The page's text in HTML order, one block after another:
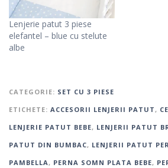
Lenjerie patut 3 piese
elefantel – blue cu stelute
albe
CATEGORIE: SET CU 3 PIESE
ETICHETE: ACCESORII LENJERII PATUT,
LENJERIE PATUT BEBE, LENJERII PATUT
PATUT DIN BUMBAC, LENJERII PATUT
PAMBELLA, PERNA SOMN PLATA BEBE,